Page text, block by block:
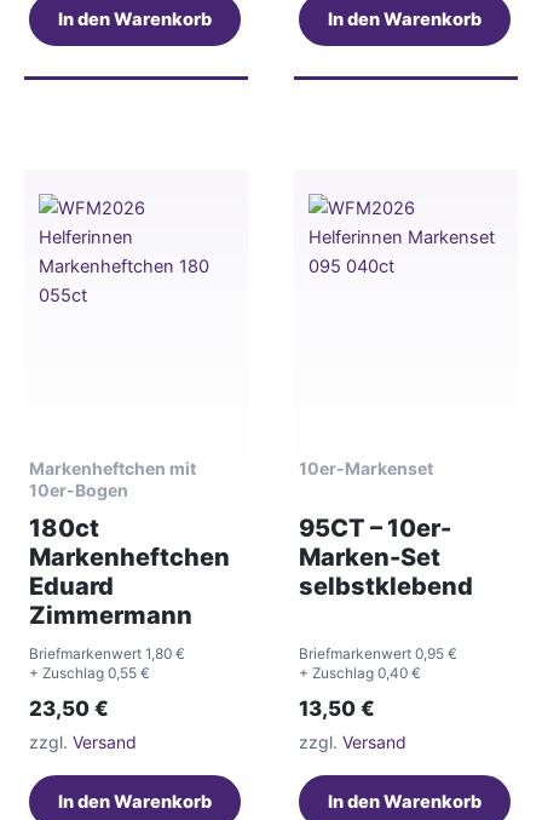
In den Warenkorb In den Warenkorb
Markenheftchen mit
10er-Bogen
180ct
Markenheftchen
Eduard
Zimmermann
Briefmarkenwert 1,80 €
+ Zuschlag 0,55 €
23,50 €
zzgl. Versand
In den Warenkorb
10er-Markenset
95CT – 10er-
Marken-Set
selbstklebend
Briefmarkenwert 0,95 €
+ Zuschlag 0,40 €
13,50 €
zzgl. Versand
In den Warenkorb